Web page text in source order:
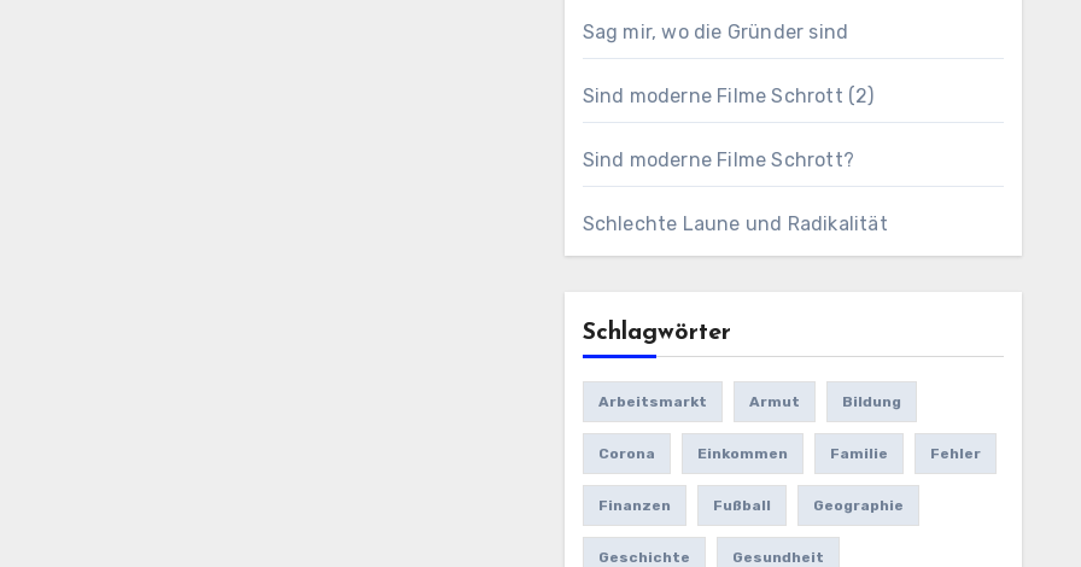
Sag mir, wo die Gründer sind
Sind moderne Filme Schrott (2)
Sind moderne Filme Schrott?
Schlechte Laune und Radikalität
Schlagwörter
Arbeitsmarkt Armut Bildung
Corona Einkommen Familie Fehler
Finanzen Fußball Geographie
Geschichte Gesundheit